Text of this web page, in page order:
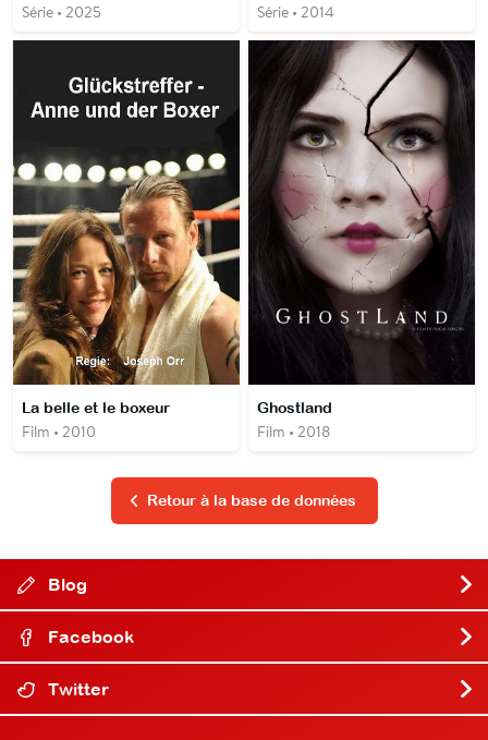
Série • 2025 Série • 2014
La belle et le boxeur
Film • 2010
Ghostland
Film • 2018
Retour à la base de données
Blog
Facebook
Twitter